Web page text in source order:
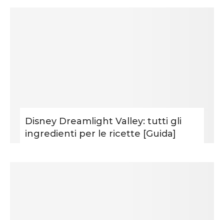
Disney Dreamlight Valley: tutti gli
ingredienti per le ricette [Guida]